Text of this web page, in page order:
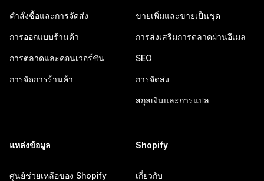
คำสั่งซื้อและการจัดส่ง
การออกแบบร้านค้า
การตลาดและคอนเวอร์ชัน
การจัดการร้านค้า
ขายเพิ่มและขายเป็นชุด
การส่งเสริมการตลาดผ่านอีเมล
SEO
การจัดส่ง
สกุลเงินและการแปล
แหล่งข้อมูล
ศูนย์ช่วยเหลือของ Shopify
Shopify
เกี่ยวกับ